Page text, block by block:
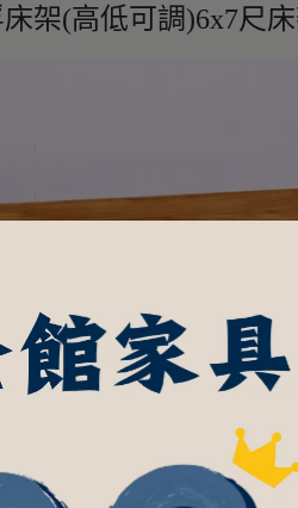
架(高低可調)6x7尺